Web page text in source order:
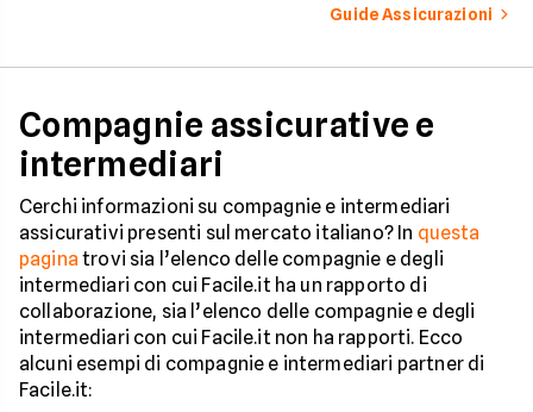
Guide Assicurazioni
Compagnie assicurative e
intermediari
Cerchi informazioni su compagnie e intermediari
assicurativi presenti sul mercato italiano? In questa
pagina trovi sia l’elenco delle compagnie e degli
intermediari con cui Facile.it ha un rapporto di
collaborazione, sia l’elenco delle compagnie e degli
intermediari con cui Facile.it non ha rapporti. Ecco
alcuni esempi di compagnie e intermediari partner di
Facile.it: